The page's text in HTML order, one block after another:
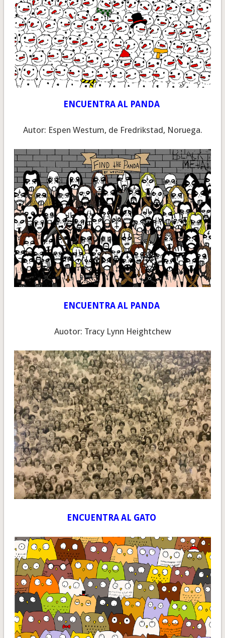
ENCUENTRA AL PANDA
Autor: Espen Westum, de Fredrikstad, Noruega.
ENCUENTRA AL PANDA
Auotor: Tracy Lynn Heightchew
ENCUENTRA AL GATO